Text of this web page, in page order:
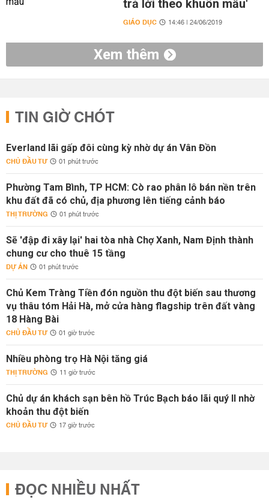
trả lời theo khuôn mẫu'
GIÁO DỤC 14:46 | 24/06/2019
Xem thêm
TIN GIỜ CHÓT
Everland lãi gấp đôi cùng kỳ nhờ dự án Vân Đồn
CHỦ ĐẦU TƯ 01 phút trước
Phường Tam Bình, TP HCM: Cò rao phân lô bán nền trên
khu đất đã có chủ, địa phương lên tiếng cảnh báo
THỊ TRƯỜNG 01 phút trước
Sẽ 'đập đi xây lại' hai tòa nhà Chợ Xanh, Nam Định thành
chung cư cho thuê 15 tầng
DỰ ÁN 01 phút trước
Chủ Kem Tràng Tiền đón nguồn thu đột biến sau thương
vụ thâu tóm Hải Hà, mở cửa hàng flagship trên đất vàng
18 Hàng Bài
CHỦ ĐẦU TƯ 01 giờ trước
Nhiều phòng trọ Hà Nội tăng giá
THỊ TRƯỜNG 11 giờ trước
Chủ dự án khách sạn bên hồ Trúc Bạch báo lãi quý II nhờ
khoản thu đột biến
CHỦ ĐẦU TƯ 17 giờ trước
ĐỌC NHIỀU NHẤT